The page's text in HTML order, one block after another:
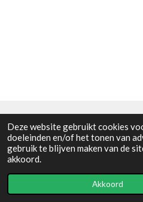
Deze website gebruikt cookies
doeleinden en/of het tonen van
gebruik te blijven maken van de
akkoord.
Akkoord
Algemene voorwaarden
© 2021 - RC en mineralenshop Het